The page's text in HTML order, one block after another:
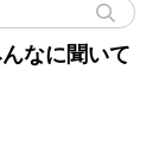
なに聞いて